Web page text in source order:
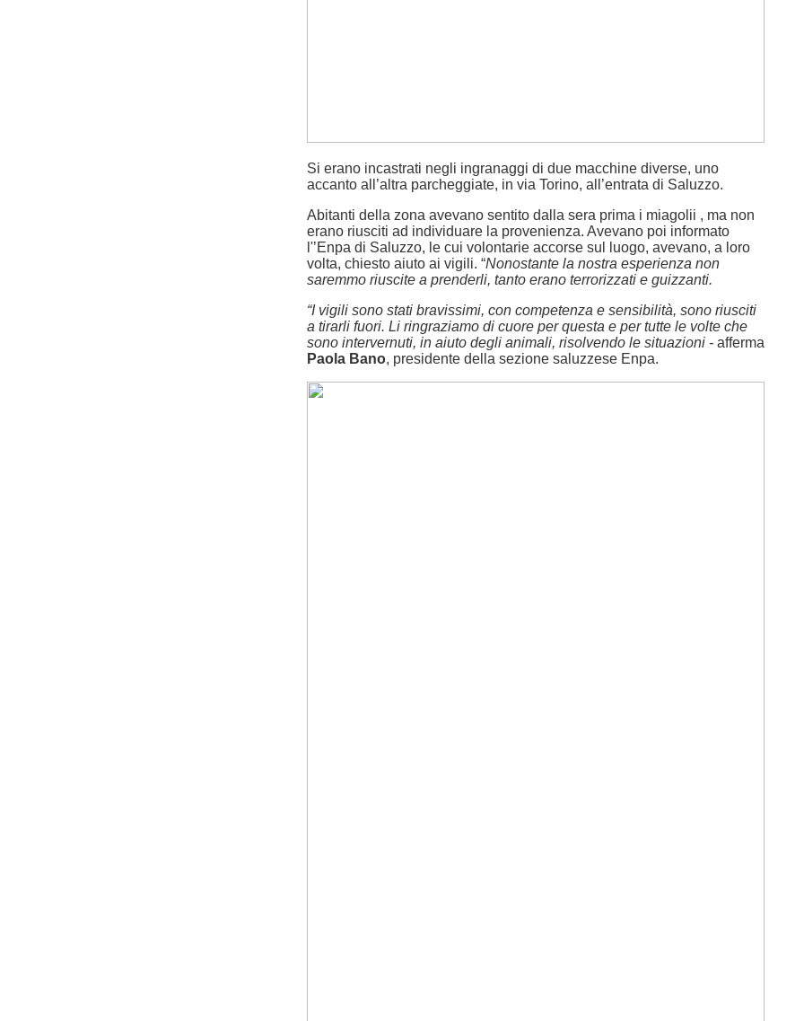
Si erano incastrati negli ingranaggi di due macchine diverse, uno
accanto all’altra parcheggiate, in via Torino, all’entrata di Saluzzo.
Abitanti della zona avevano sentito dalla sera prima i miagolii , ma non
erano riusciti ad individuare la provenienza. Avevano poi informato
l'’Enpa di Saluzzo, le cui volontarie accorse sul luogo, avevano, a loro
volta, chiesto aiuto ai vigili. “Nonostante la nostra esperienza non
saremmo riuscite a prenderli, tanto erano terrorizzati e guizzanti.
“I vigili sono stati bravissimi, con competenza e sensibilità, sono riusciti
a tirarli fuori. Li ringraziamo di cuore per questa e per tutte le volte che
sono intervernuti, in aiuto degli animali, risolvendo le situazioni - afferma
Paola Bano, presidente della sezione saluzzese Enpa.